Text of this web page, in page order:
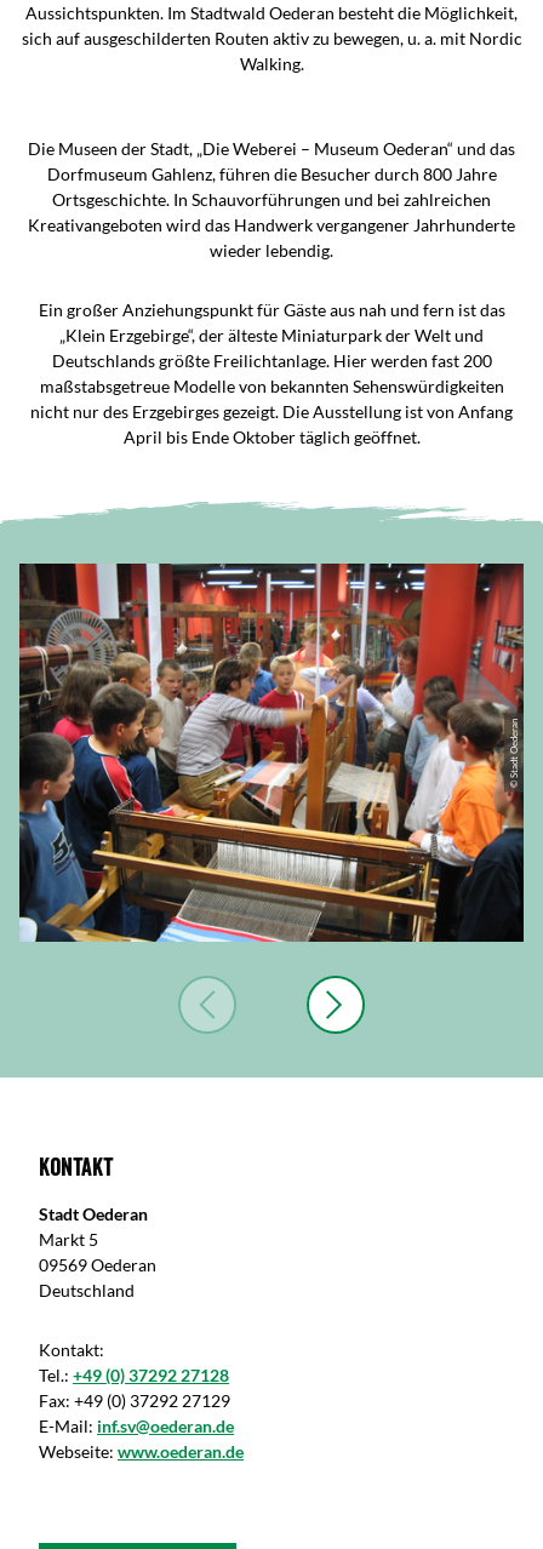
Aussichtspunkten. Im Stadt­wald Oederan besteht die Möglichkeit,
sich auf ausgeschilderten Routen aktiv zu bewegen, u. a. mit Nordic
Walking.
Die Museen der Stadt, „Die Weberei – Museum Oederan“ und das
Dorfmuseum Gahlenz, führen die Besucher durch 800 Jahre
Ortsgeschichte. In Schauvorführungen und bei zahl­reichen
Kreativangeboten wird das Handwerk vergangener Jahrhunderte
wieder lebendig.
Ein großer Anziehungspunkt für Gäste aus nah und fern ist das
„Klein Erzgebirge“, der älteste Miniaturpark der Welt und
Deutschlands größte Freilichtanlage. Hier werden fast 200
maßstabsgetreue Modelle von bekannten Sehenswürdig­keiten
nicht nur des Erzgebirges gezeigt. Die Ausstellung ist von Anfang
April bis Ende Oktober täglich geöffnet.
© Stadt Oederan
Kontakt
Stadt Oederan
Markt 5
09569 Oederan
Deutschland
Kontakt:
Tel.: +49 (0) 37292 27128
Fax: +49 (0) 37292 27129
E-Mail: inf.sv@oederan.de
Webseite: www.oederan.de